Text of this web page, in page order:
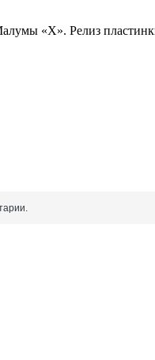
«Х». Релиз